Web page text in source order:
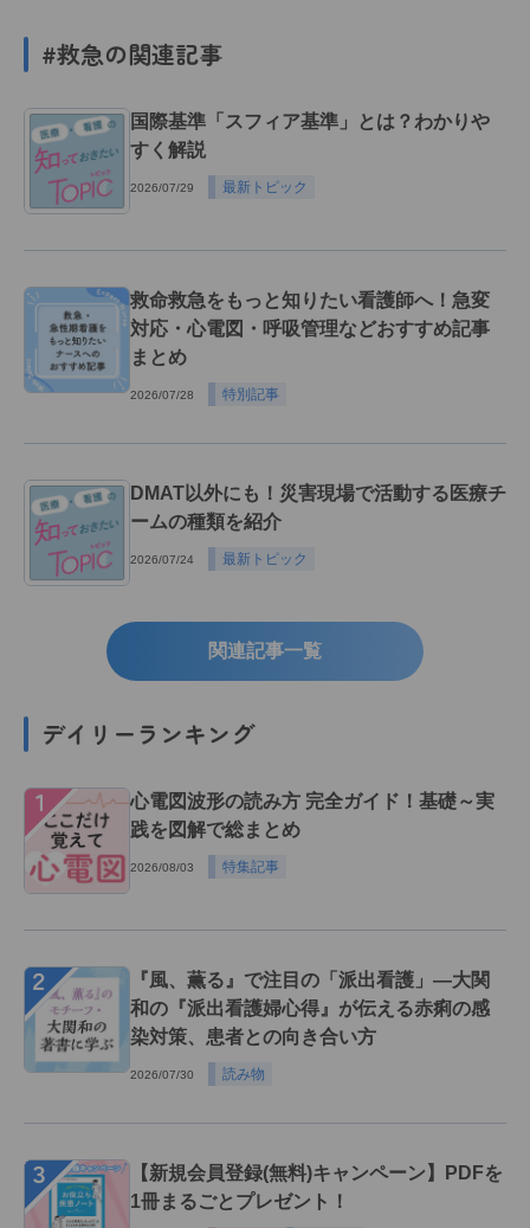
#救急の関連記事
国際基準「スフィア基準」とは？わかりや
すく解説
2026/07/29 最新トピック
救命救急をもっと知りたい看護師へ！急変
対応・心電図・呼吸管理などおすすめ記事
まとめ
2026/07/28 特別記事
DMAT以外にも！災害現場で活動する医療チ
ームの種類を紹介
2026/07/24 最新トピック
関連記事一覧
デイリーランキング
１
心電図波形の読み方 完全ガイド！基礎～実
践を図解で総まとめ
2026/08/03 特集記事
２
『風、薫る』で注目の「派出看護」―大関
和の『派出看護婦心得』が伝える赤痢の感
染対策、患者との向き合い方
2026/07/30 読み物
３
【新規会員登録(無料)キャンペーン】PDFを
1冊まるごとプレゼント！